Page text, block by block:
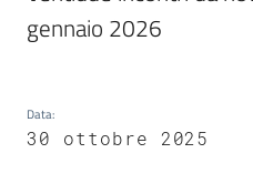
Servizi
on-
Tutti
gli
gennaio 2026
Data:
30 ottobre 2025